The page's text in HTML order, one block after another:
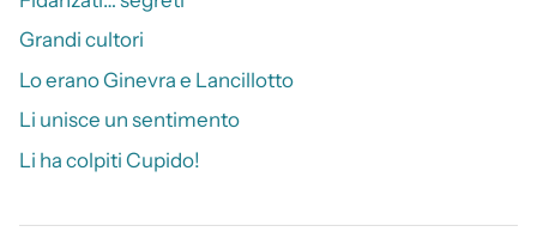
Grandi cultori
Lo erano Ginevra e Lancillotto
Li unisce un sentimento
Li ha colpiti Cupido!